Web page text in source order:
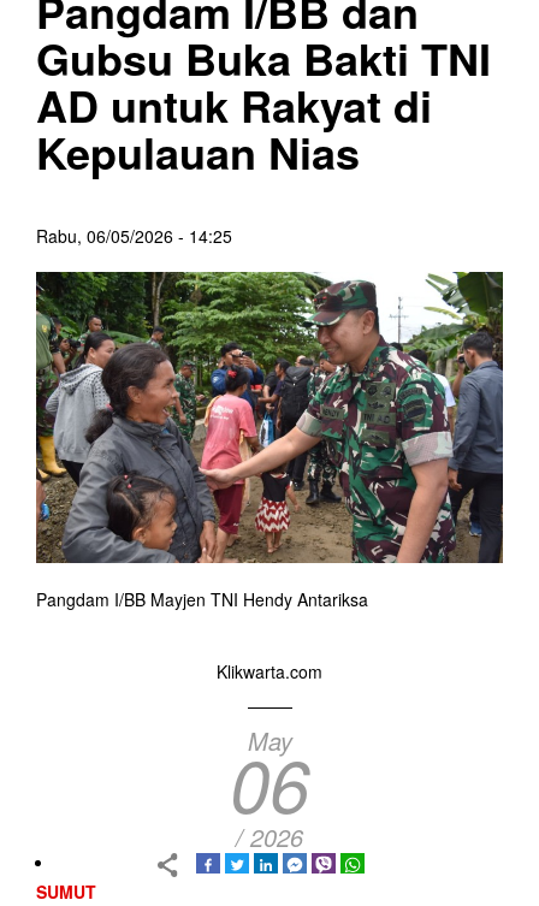
Gubsu Buka Bakti TNI
AD untuk Rakyat di
Kepulauan Nias
Rabu, 06/05/2026 - 14:25
Pangdam I/BB Mayjen TNI Hendy Antariksa
Klikwarta.com
May
06
/ 2026
SUMUT